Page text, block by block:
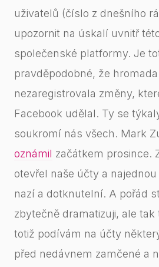
uživatelů (číslo z dnešního
upozornit na úskalí uvnitř
společenské platformy. Je
pravděpodobné, že
nezaregistrovala změny,
Facebook udělal. Ty se
soukromí nás všech. Mark
oznámil začátkem prosince.
otevřel naše účty a
nazí a dotknutelní. A pořád
zbytečně dramatizuji, ale
totiž podívám na účty
před nedávnem zamčené a